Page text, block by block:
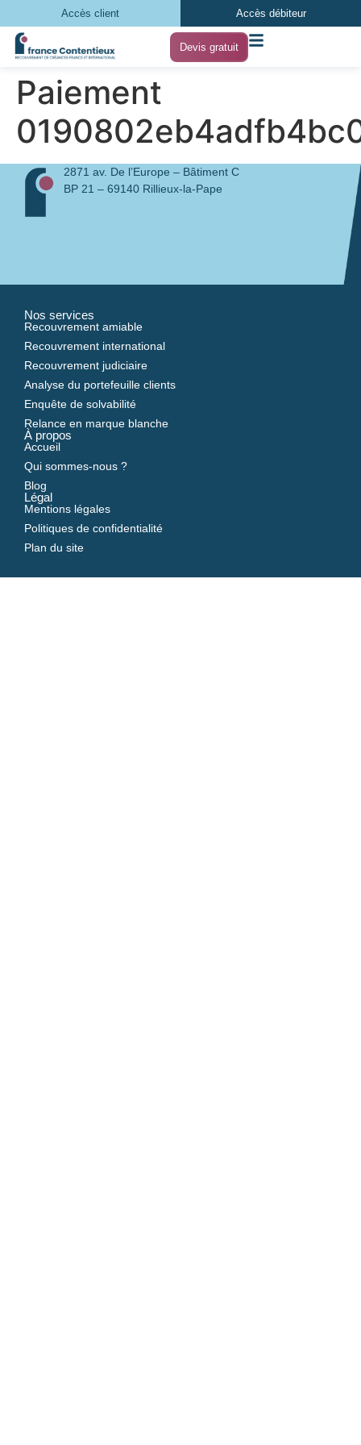
Accès client Accès débiteur
Devis gratuit
Paiement
2871 av. De l’Europe – Bâtiment C
BP 21 – 69140 Rillieux-la-Pape
Nos services
Recouvrement amiable
Recouvrement international
Recouvrement judiciaire
Analyse du portefeuille clients
Enquête de solvabilité
Relance en marque blanche
À propos
Accueil
Qui sommes-nous ?
Blog
Légal
Mentions légales
Politiques de confidentialité
Plan du site